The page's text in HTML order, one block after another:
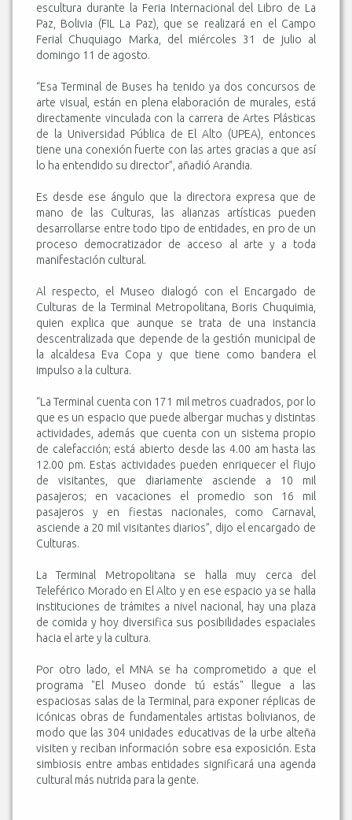
escultura durante la Feria Internacional del Libro de La
Paz, Bolivia (FIL La Paz), que se realizará en el Campo
Ferial Chuquiago Marka, del miércoles 31 de julio al
domingo 11 de agosto.
“Esa Terminal de Buses ha tenido ya dos concursos de
arte visual, están en plena elaboración de murales, está
directamente vinculada con la carrera de Artes Plásticas
de la Universidad Pública de El Alto (UPEA), entonces
tiene una conexión fuerte con las artes gracias a que así
lo ha entendido su director”, añadió Arandia.
Es desde ese ángulo que la directora expresa que de
mano de las Culturas, las alianzas artísticas pueden
desarrollarse entre todo tipo de entidades, en pro de un
proceso democratizador de acceso al arte y a toda
manifestación cultural.
Al respecto, el Museo dialogó con el Encargado de
Culturas de la Terminal Metropolitana, Boris Chuquimia,
quien explica que aunque se trata de una instancia
descentralizada que depende de la gestión municipal de
la alcaldesa Eva Copa y que tiene como bandera el
impulso a la cultura.
“La Terminal cuenta con 171 mil metros cuadrados, por lo
que es un espacio que puede albergar muchas y distintas
actividades, además que cuenta con un sistema propio
de calefacción; está abierto desde las 4.00 am hasta las
12.00 pm. Estas actividades pueden enriquecer el flujo
de visitantes, que diariamente asciende a 10 mil
pasajeros; en vacaciones el promedio son 16 mil
pasajeros y en fiestas nacionales, como Carnaval,
asciende a 20 mil visitantes diarios”, dijo el encargado de
Culturas.
La Terminal Metropolitana se halla muy cerca del
Teleférico Morado en El Alto y en ese espacio ya se halla
instituciones de trámites a nivel nacional, hay una plaza
de comida y hoy diversifica sus posibilidades espaciales
hacia el arte y la cultura.
Por otro lado, el MNA se ha comprometido a que el
programa "El Museo donde tú estás" llegue a las
espaciosas salas de la Terminal, para exponer réplicas de
icónicas obras de fundamentales artistas bolivianos, de
modo que las 304 unidades educativas de la urbe alteña
visiten y reciban información sobre esa exposición. Esta
simbiosis entre ambas entidades significará una agenda
cultural más nutrida para la gente.